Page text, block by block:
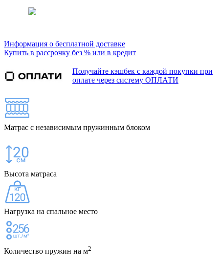
Информация о бесплатной доставке
Купить в рассрочку без % или в кредит
Получайте кэшбек с каждой покупки при
оплате через систему ОПЛАТИ
Матрас с независимым пружинным блоком
Высота матраса
Нагрузка на спальное место
Количество пружин на м2